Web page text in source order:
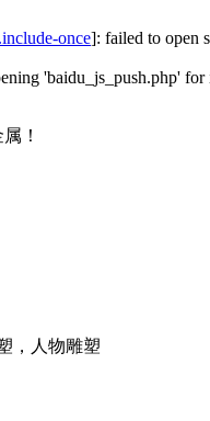
once]: failed to open
'baidu_js_push.php'
！
，人物雕塑